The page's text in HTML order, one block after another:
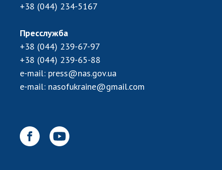
+38 (044) 234-5167
Пресслужба
+38 (044) 239-67-97
+38 (044) 239-65-88
e-mail: press@nas.gov.ua
e-mail: nasofukraine@gmail.com